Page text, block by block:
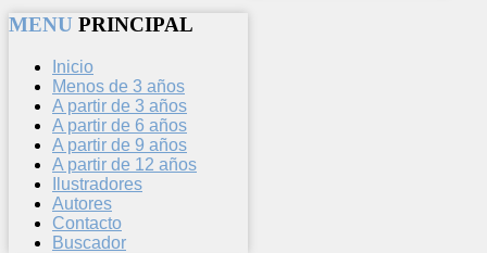
MENU PRINCIPAL
Inicio
Menos de 3 años
A partir de 3 años
A partir de 6 años
A partir de 9 años
A partir de 12 años
Ilustradores
Autores
Contacto
Buscador